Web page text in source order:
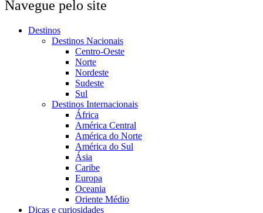
Navegue pelo site
Destinos
Destinos Nacionais
Centro-Oeste
Norte
Nordeste
Sudeste
Sul
Destinos Internacionais
África
América Central
América do Norte
América do Sul
Ásia
Caribe
Europa
Oceania
Oriente Médio
Dicas e curiosidades